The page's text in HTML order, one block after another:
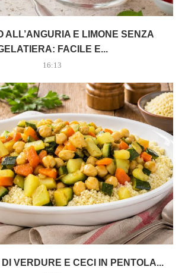
ALL’ANGURIA E LIMONE SENZA
FACILE E...
16:13
VERDURE E CECI IN PENTOLA...